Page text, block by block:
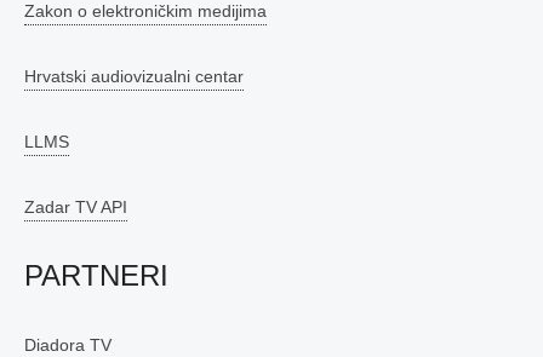
Zakon o elektroničkim medijima
Hrvatski audiovizualni centar
LLMS
Zadar TV API
PARTNERI
Diadora TV